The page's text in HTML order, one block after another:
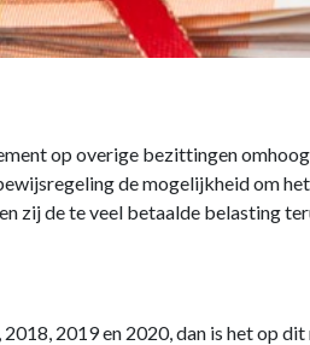
op overige bezittingen omhoog
de mogelijkheid om
zij de te veel betaalde belasting
2019 en 2020, dan is het op